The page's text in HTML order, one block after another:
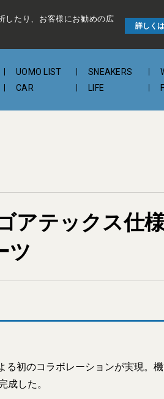
したり、お客様にお勧めの広
詳しく
UOMO LIST SNEAKERS
CAR LIFE
アテックス仕
ツ
る初のコラボレーションが実現。
成した。